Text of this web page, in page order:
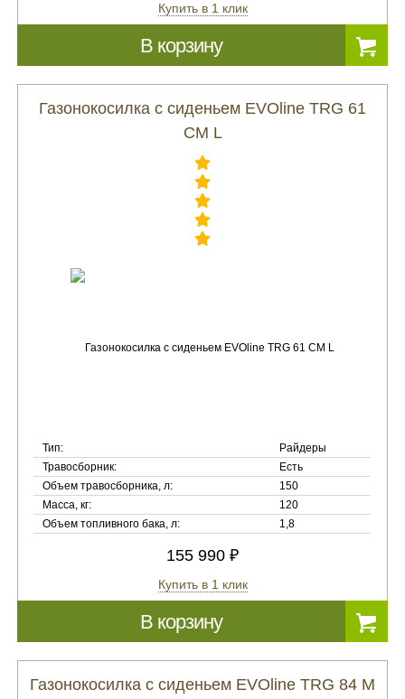
Купить в 1 клик
В корзину
Газонокосилка с сиденьем EVOline TRG 61
CM L
Тип:
Райдеры
Травосборник:
Есть
Объем травосборника, л:
150
Масса, кг:
120
Объем топливного бака, л:
1,8
155 990 ₽
Купить в 1 клик
В корзину
Газонокосилка с сиденьем EVOline TRG 84 M